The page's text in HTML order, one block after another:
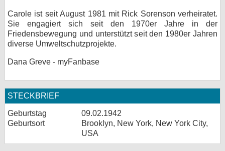
Carole ist seit August 1981 mit Rick Sorenson verheiratet.
Sie engagiert sich seit den 1970er Jahre in der
Friedensbewegung und unterstützt seit den 1980er Jahren
diverse Umweltschutzprojekte.
Dana Greve - myFanbase
STECKBRIEF
Geburtstag
09.02.1942
Geburtsort
Brooklyn, New York, New York City,
USA